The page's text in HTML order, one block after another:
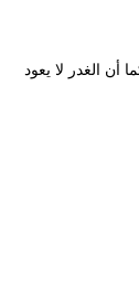
أن الغدر لا يعود